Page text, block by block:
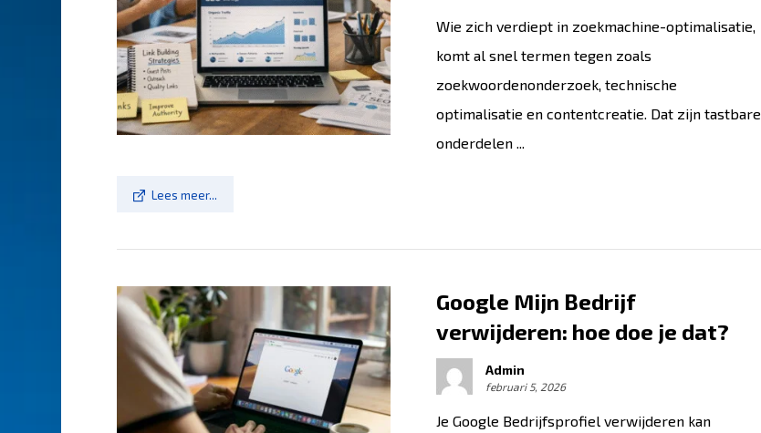
Wie zich verdiept in zoekmachine-optimalisatie,
komt al snel termen tegen zoals
zoekwoordenonderzoek, technische
optimalisatie en contentcreatie. Dat zijn tastbare
onderdelen ...
Lees meer...
Google Mijn Bedrijf
verwijderen: hoe doe je dat?
Admin
februari 5, 2026
Je Google Bedrijfsprofiel verwijderen kan